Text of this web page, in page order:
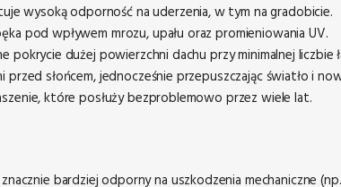
wysoką odporność na uderzenia, w tym na gradobicie.
pod wpływem mrozu, upału oraz promieniowania UV.
dużej powierzchni dachu przy minimalnej liczbie
słońcem, jednocześnie przepuszczając światło i
które posłuży bezproblemowo przez wiele lat.
bardziej odporny na uszkodzenia mechaniczne